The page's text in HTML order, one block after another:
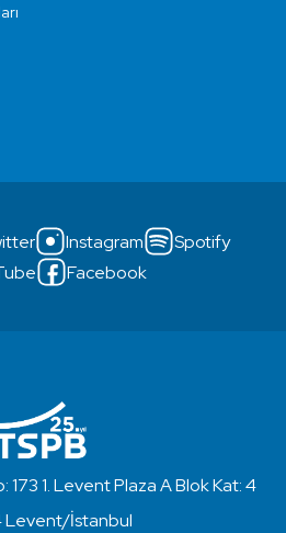
Instagram
Spotify
Facebook
1. Levent Plaza A Blok Kat: 4
Levent/İstanbul